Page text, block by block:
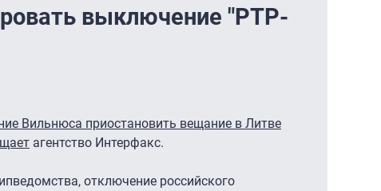
выключение "РТР-
Вильнюса приостановить вещание в Литве
агентство Интерфакс.
отключение российского